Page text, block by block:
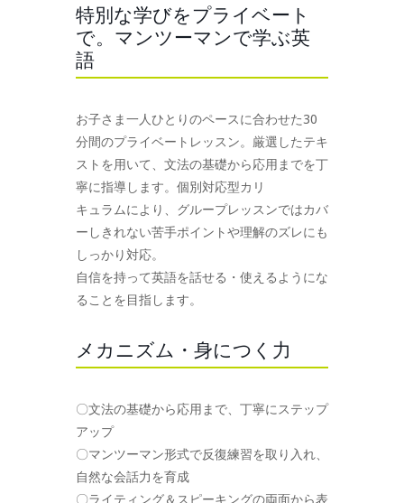
特別な学びをプライベート
で。マンツーマンで学ぶ英
語
お子さま一人ひとりのペースに合わせた30
分間のプライベートレッスン。厳選したテキ
ストを用いて、文法の基礎から応用までを丁
寧に指導します。個別対応型カリ
キュラムにより、グループレッスンではカバ
ーしきれない苦手ポイントや理解のズレにも
しっかり対応。
自信を持って英語を話せる・使えるようにな
ることを目指します。
メカニズム・身につく力
〇文法の基礎から応用まで、丁寧にステップ
アップ
〇マンツーマン形式で反復練習を取り入れ、
自然な会話力を育成
〇ライティング＆スピーキングの両面から表